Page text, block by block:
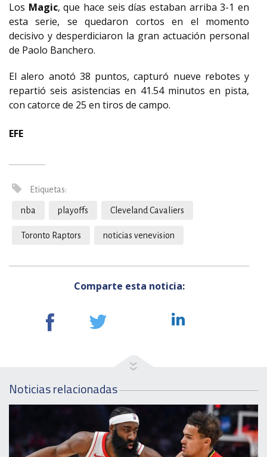
Los Magic, que hace seis días estaban arriba 3-1 en
esta serie, se quedaron cortos en el momento
decisivo y desperdiciaron la gran actuación personal
de Paolo Banchero.
El alero anotó 38 puntos, capturó nueve rebotes y
repartió seis asistencias en 41.54 minutos en pista,
con catorce de 25 en tiros de campo.
EFE
Etiquetas:
nba playoffs Cleveland Cavaliers
Toronto Raptors noticias venevision
Comparte esta noticia:
Noticias relacionadas